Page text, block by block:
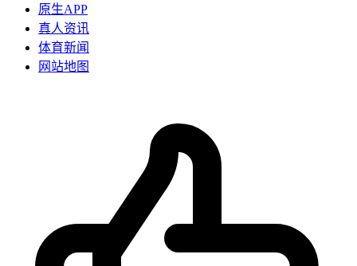
原生APP
真人资讯
体育新闻
网站地图